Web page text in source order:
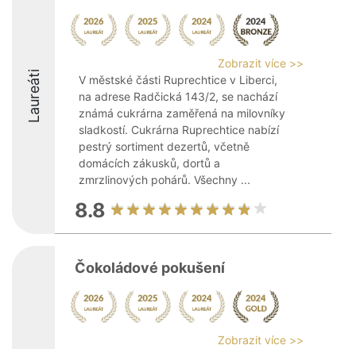
Laureáti
Zobrazit více >>
V městské části Ruprechtice v Liberci,
na adrese Radčická 143/2, se nachází
známá cukrárna zaměřená na milovníky
sladkostí. Cukrárna Ruprechtice nabízí
pestrý sortiment dezertů, včetně
domácích zákusků, dortů a
zmrzlinových pohárů. Všechny ...
8.8
Čokoládové pokušení
Zobrazit více >>